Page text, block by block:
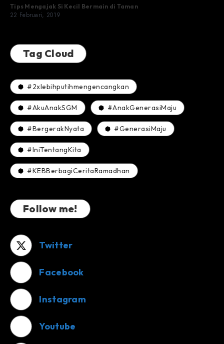
Tips Mengajak Si Kecil Bermain di Taman
22 Februari, 2019
Tag Cloud
#2xlebihputihmengencangkan
#AkuAnakSGM #AnakGenerasiMaju
#BergerakNyata #GenerasiMaju
#IniTentangKita
#KEBBerbagiCeritaRamadhan
Follow me!
Twitter
Facebook
Instagram
Youtube